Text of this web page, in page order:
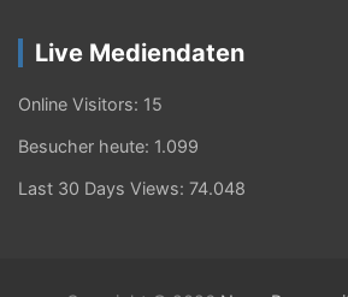
Live Mediendaten
Online Visitors: 15
Besucher heute: 1.099
Last 30 Days Views: 74.048